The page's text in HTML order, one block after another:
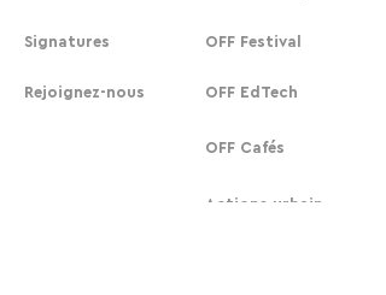
Signatures
Rejoignez-nous
OFF Festival
OFF EdTech
OFF Cafés